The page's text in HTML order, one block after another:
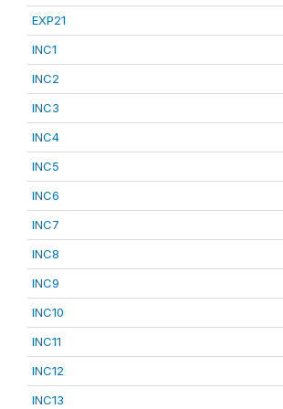
EXP21
INC1
INC2
INC3
INC4
INC5
INC6
INC7
INC8
INC9
INC10
INC11
INC12
INC13